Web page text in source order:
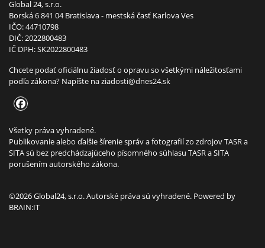
Global 24, s.r.o.
Borská 6 841 04 Bratislava - mestská časť Karlova Ves
IČO: 44710798
DIČ: 2022800483
IČ DPH: SK2022800483
Chcete podať oficiálnu žiadosť o opravu so všetkými náležitosťami
podľa zákona? Napíšte naziadosti@dnes24.sk
Všetky práva vyhradené.
Publikovanie alebo ďalšie šírenie správ a fotografií zo zdrojov TASR a
SITA sú bez predchádzajúceho písomného súhlasu TASR a SITA
porušením autorského zákona.
©2026 Global24, s.r.o. Autorské práva sú vyhradené. Powered by
BRAIN:IT